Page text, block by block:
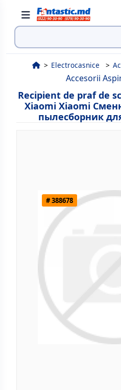
Cauta
Electrocasnice
Accesorii
Recipient de praf de
Xiaomi Xiaomi
пылесборник
# 388678